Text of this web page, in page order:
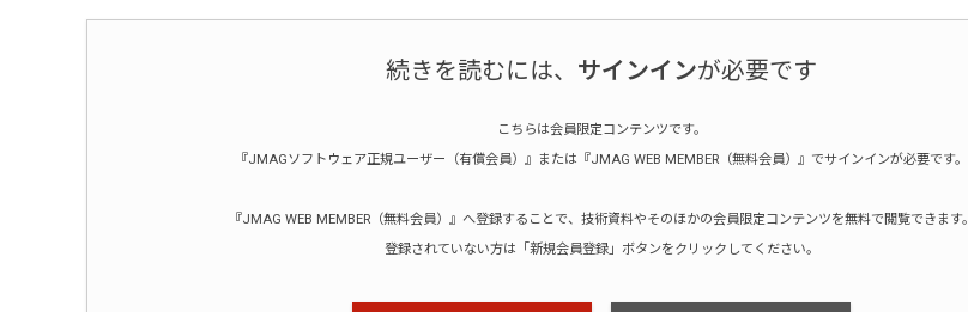
続きを読むには、 サインインが必要です
こちらは会員限定コンテンツです。
『JMAGソフトウェア正規ユーザー（有償会員）』または『JMAG WEB MEMBER（無料会員）』でサインインが必要です。
『JMAG WEB MEMBER（無料会員）』へ登録することで、技術資料やそのほかの会員限定コンテンツを無料で閲覧できます。
登録されていない方は「新規会員登録」ボタンをクリックしてください。